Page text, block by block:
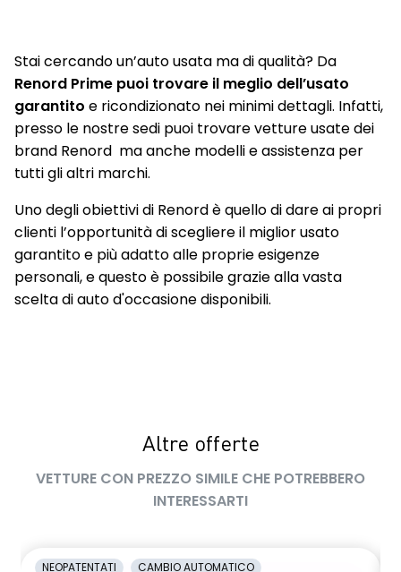
temperatura, ripiegabili automaticamente alla chiusura
dell'auto
Retrovisori esterni in nero lucido
Riconoscimento segnaletica stradale e allarme
superamento limite di velocità (Over Speed Prevention)
lombare per conducente)
Sedili anteriori riscaldabili
Sedili esclusivi R.S. line nero con impunture rosse
Sedili posteriori ribaltabili 1/3 - 2/3 con bracciolo centrale e 2
Sensore di pressione pneumatici
Sistema di ancoraggio Isofix
Stai cercando un’auto usata ma di qualità? Da
Renord Prime puoi trovare il meglio dell’usato
garantito e ricondizionato nei minimi dettagli. Infatti,
presso le nostre sedi puoi trovare vetture usate dei
brand Renord ma anche modelli e assistenza per
tutti gli altri marchi.
Uno degli obiettivi di Renord è quello di dare ai propri
clienti l’opportunità di scegliere il miglior usato
garantito e più adatto alle proprie esigenze
personali, e questo è possibile grazie alla vasta
scelta di auto d'occasione disponibili.
Altre offerte
VETTURE CON PREZZO SIMILE CHE POTREBBERO
INTERESSARTI
NEOPATENTATI CAMBIO AUTOMATICO